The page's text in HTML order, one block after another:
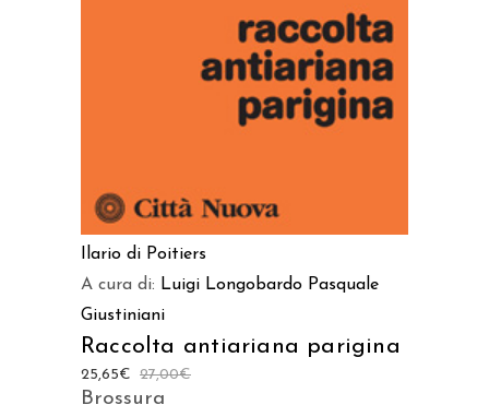
Ilario di Poitiers
A cura di: Luigi Longobardo Pasquale
Giustiniani
Raccolta antiariana parigina
27,00€
25,65€
Brossura